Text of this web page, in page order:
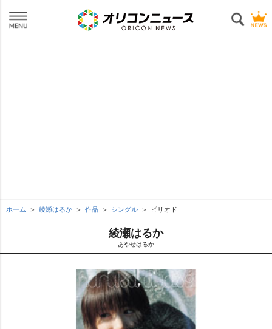
ホーム 綾瀬はるか 作品 シングル ピリオド
綾瀬はるか
あやせはるか